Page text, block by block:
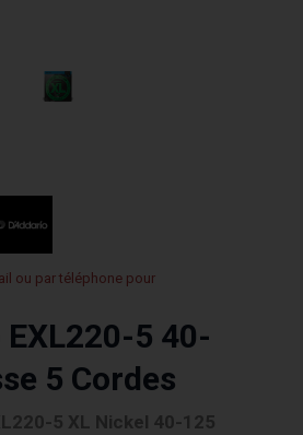
ou par téléphone pour
EXL220-5 40-
5 Cordes
5 XL Nickel 40-125